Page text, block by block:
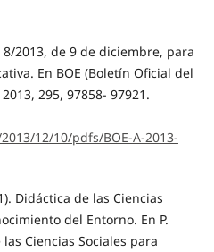
8/2013, de 9 de diciembre, para
En BOE (Boletín Oficial del
295, 97858- 97921.
12/10/pdfs/BOE-A-2013-
Didáctica de las Ciencias
del Entorno. En P.
Ciencias Sociales para